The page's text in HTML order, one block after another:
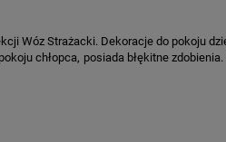
Wóz Strażacki. Dekoracje do pokoju
chłopca, posiada błękitne